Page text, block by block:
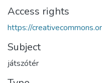
Access rights
https://
Subject
játszótér